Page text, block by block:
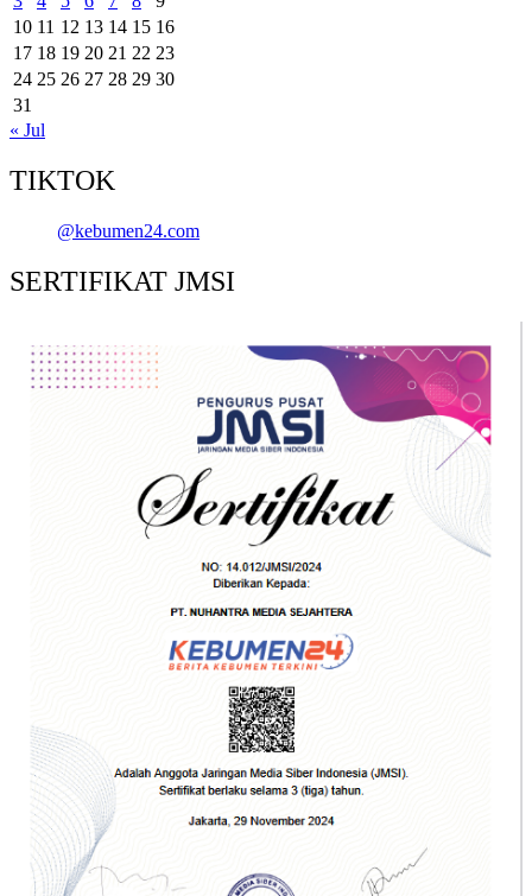
10 11 12 13 14 15 16
17 18 19 20 21 22 23
24 25 26 27 28 29 30
31
« Jul
TIKTOK
@kebumen24.com
SERTIFIKAT JMSI